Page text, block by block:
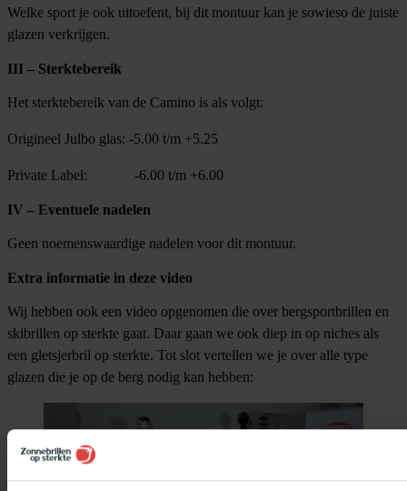
Welke sport je ook uitoefent, bij dit montuur kan je sowieso de juiste
glazen verkrijgen.
III – Sterktebereik
Het sterktebereik van de Camino is als volgt:
Origineel Julbo glas: -5.00 t/m +5.25
Private Label: -6.00 t/m +6.00
IV – Eventuele nadelen
Geen noemenswaardige nadelen voor dit montuur.
Extra informatie in deze video
Wij hebben ook een video opgenomen die over bergsportbrillen en
skibrillen op sterkte gaat. Daar gaan we ook diep in op niches als
een gletsjerbril op sterkte. Tot slot vertellen we je over alle type
glazen die je op de berg nodig kan hebben: